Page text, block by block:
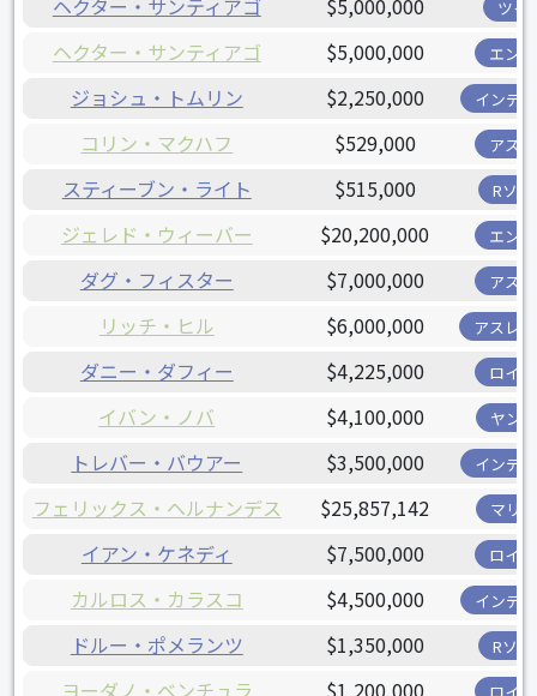
ツイ
ヘクター・サンティアゴ $5,000,000 エン
ジョシュ・トムリン $2,250,000 インデ
コリン・マクハフ $529,000 アス
スティーブン・ライト $515,000 Rソ
ジェレド・ウィーバー $20,200,000 エン
ダグ・フィスター $7,000,000 アス
リッチ・ヒル $6,000,000 アスレ
ダニー・ダフィー $4,225,000 ロイ
イバン・ノバ $4,100,000 ヤン
トレバー・バウアー $3,500,000 インデ
フェリックス・ヘルナンデス $25,857,142 マリ
イアン・ケネディ $7,500,000 ロイ
カルロス・カラスコ $4,500,000 インデ
ドルー・ポメランツ $1,350,000 Rソ
ヨーダノ・ベンチュラ $1,200,000